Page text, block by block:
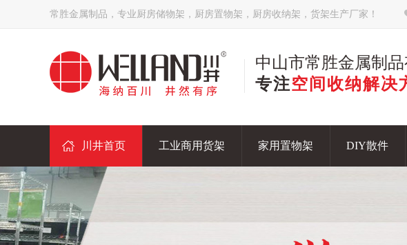
常胜金属制品，专业厨房储物架，厨房置物架，厨房收纳架，货架生产厂家！
中山市常胜金属制品
专注空间收纳解决
川井首页 工业商用货架 家用置物架 DIY散件